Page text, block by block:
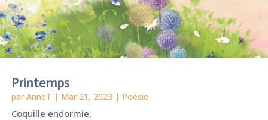
Printemps
parAnneT | Mar 21, 2023 | Poésie
Coquille endormie,